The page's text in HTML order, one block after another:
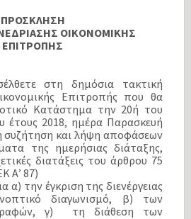
ΠΡΟΣΚΛΗΣΗ
ΟΙΚΟΝΟΜΙΚΗΣ
ΕΠΙΤΡΟΠΗΣ
στη δημόσια τακτική
Επιτροπής που θα
Κατάστημα την 20ή του
έτους 2018, ημέρα Παρασκευή
συζήτηση και λήψη αποφάσεων
της ημερήσιας διάταξης,
διατάξεις του άρθρου 75
Α’ 87)
α) την έγκριση της διενέργειας
διαγωνισμό, β) των
γ) τη διάθεση των